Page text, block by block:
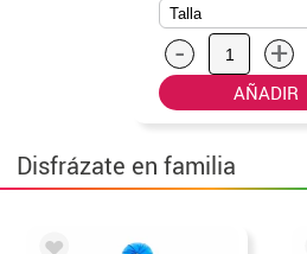
- +
AÑADIR
Disfrázate en familia